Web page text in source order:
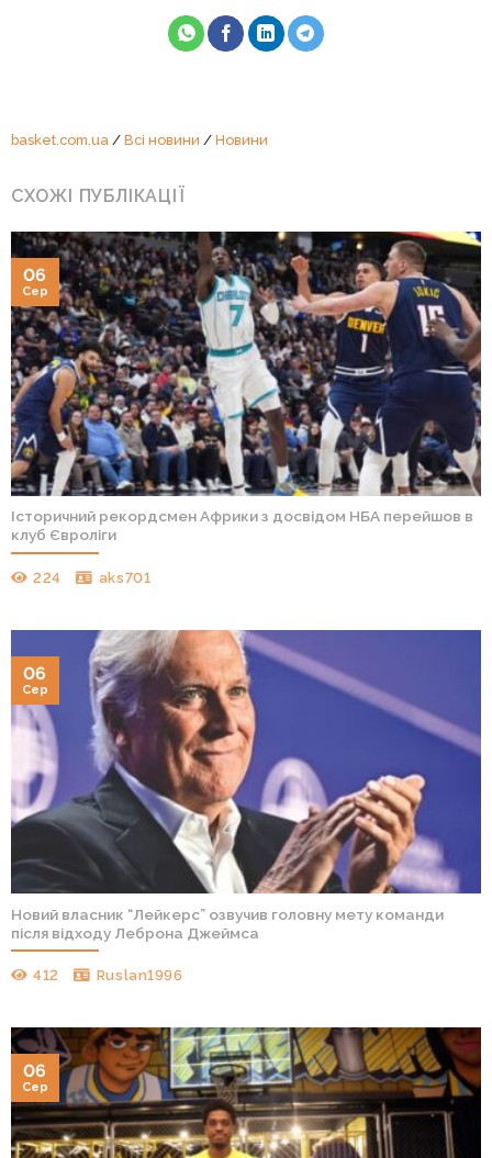
basket.com.ua / Всі новини / Новини
СХОЖІ ПУБЛІКАЦІЇ
Історичний рекордсмен Африки з досвідом НБА перейшов в
клуб Євроліги
224 aks701
06
Сер
Новий власник “Лейкерс” озвучив головну мету команди
після відходу Леброна Джеймса
412 Ruslan1996
06
Сер
06
Сер